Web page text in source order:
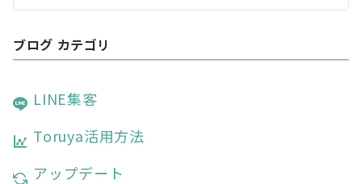
シ
ョ
ン
ブログ カテゴリ
LINE集客
Toruya活用方法
アップデート